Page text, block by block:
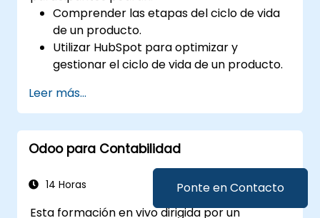
Ponte en Contacto
Comprender las etapas del ciclo de vida
de un producto.
Utilizar HubSpot para optimizar y
gestionar el ciclo de vida de un producto.
producto en las empresas.
Leer más...
Odoo para Contabilidad
14 Horas
Esta formación en vivo dirigida por un